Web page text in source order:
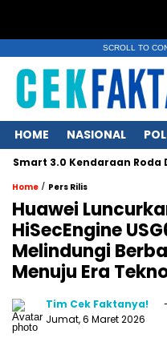
SCROLL TO
HOME NASIONAL
Kendaraan Roda Dua
Home / Pers Rilis
Huawei
HiSecEngine
Melindungi
Menuju Era
Tim Cek Faktanya!
Jumat, 6 Maret 2026